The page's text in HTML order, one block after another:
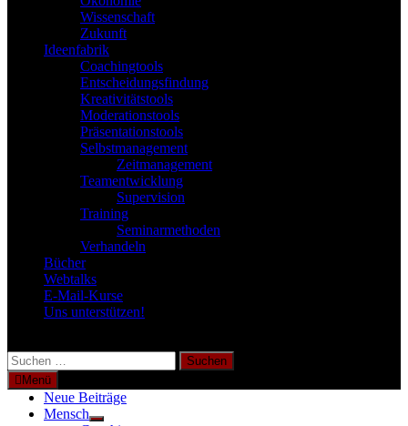
Wissenschaft
Zukunft
Ideenfabrik
Coachingtools
Entscheidungsfindung
Kreativitätstools
Moderationstools
Präsentationstools
Selbstmanagement
Zeitmanagement
Teamentwicklung
Supervision
Training
Seminarmethoden
Verhandeln
Bücher
Webtalks
E-Mail-Kurse
Uns unterstützen!
Suchen
nach:Menü
Neue Beiträge
Mensch